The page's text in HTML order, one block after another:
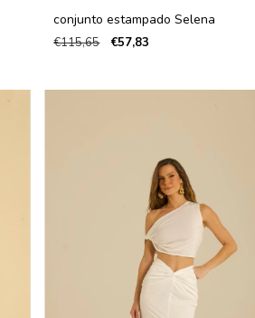
conjunto estampado Selena
€115,65 €57,83